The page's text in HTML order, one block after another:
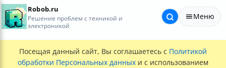
Robob.ru
Решение проблем с техникой и
электроникой
Меню
Посещая данный сайт, Вы соглашаетесь с Политикой
обработки Персональных данных и с использованием